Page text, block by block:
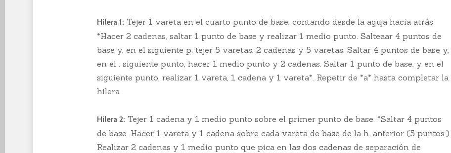
Hilera 1: Tejer 1 vareta en el cuarto punto de base, contando desde la aguja hacia atrás
*Hacer 2 cadenas, saltar 1 punto de base y realizar 1 medio punto. Salteaar 4 puntos de
base y, en el siguiente p. tejer 5 varetas, 2 cadenas y 5 varetas. Saltar 4 puntos de base y,
en el . siguiente punto, hacer 1 medio punto y 2 cadenas. Saltar 1 punto de base, y en el
siguiente punto, realizar 1 vareta, 1 cadena y 1 vareta*. Repetir de *a* hasta completar la
hilera
Hilera 2: Tejer 1 cadena y 1 medio punto sobre el primer punto de base. *Saltar 4 puntos
de base. Hacer 1 vareta y 1 cadena sobre cada vareta de base de la h. anterior (5 puntos.).
Realizar 2 cadenas y 1 medio punto que pica en las dos cadenas de separación de